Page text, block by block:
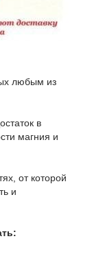
любым из
в
магния и
от которой
и